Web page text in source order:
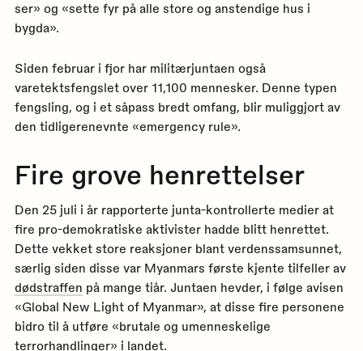
ser» og «sette fyr på alle store og anstendige hus i
bygda».
Siden februar i fjor har militærjuntaen også
varetektsfengslet over 11,100 mennesker. Denne typen
fengsling, og i et såpass bredt omfang, blir muliggjort av
den tidligerenevnte «emergency rule».
Fire grove henrettelser
Den 25 juli i år rapporterte junta-kontrollerte medier at
fire pro-demokratiske aktivister hadde blitt henrettet.
Dette vekket store reaksjoner blant verdenssamsunnet,
særlig siden disse var Myanmars første kjente tilfeller av
dødstraffen på mange tiår. Juntaen hevder, i følge avisen
«Global New Light of Myanmar», at disse fire personene
bidro til å utføre «brutale og umenneskelige
terrorhandlinger» i landet.